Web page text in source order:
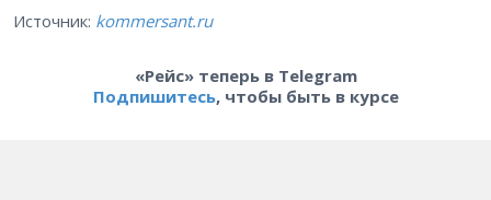
Источник: kommersant.ru
«Рейс» теперь в Telegram
Подпишитесь, чтобы быть в курсе